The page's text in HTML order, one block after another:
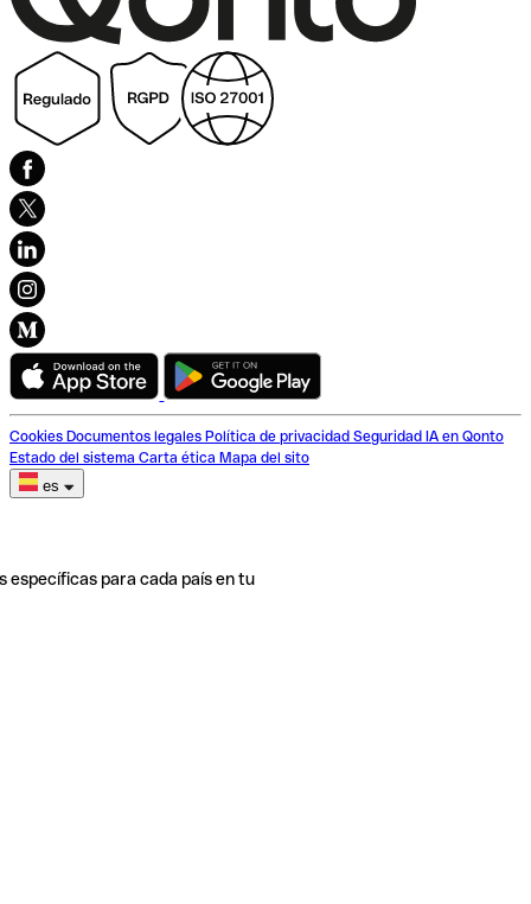
Cookies Documentos legales Política de privacidad Seguridad IA en Qonto
Estado del sistema Carta ética Mapa del sito
es
específicas para cada país en tu